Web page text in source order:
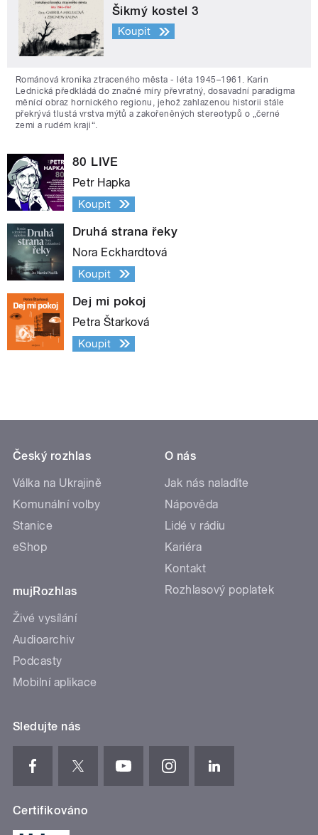
Šikmý kostel 3
Koupit
Románová kronika ztraceného města - léta 1945–1961. Karin
Lednická předkládá do značné míry převratný, dosavadní paradigma
měnící obraz hornického regionu, jehož zahlazenou historii stále
překrývá tlustá vrstva mýtů a zakořeněných stereotypů o „černé
zemi a rudém kraji“.
80 LIVE
Petr Hapka
Koupit
Druhá strana řeky
Nora Eckhardtová
Koupit
Dej mi pokoj
Petra Štarková
Koupit
Český rozhlas
Válka na Ukrajině
Komunální volby
Stanice
eShop
mujRozhlas
Živé vysílání
Audioarchiv
Podcasty
Mobilní aplikace
O nás
Jak nás naladíte
Nápověda
Lidé v rádiu
Kariéra
Kontakt
Rozhlasový poplatek
Sledujte nás
Certifikováno